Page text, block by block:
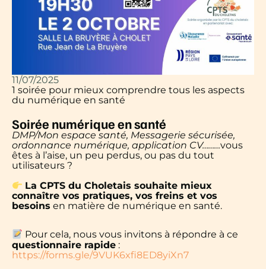
11/07/2025
1 soirée pour mieux comprendre tous les aspects
du numérique en santé
Soirée numérique en santé
DMP/Mon espace santé, Messagerie sécurisée,
ordonnance numérique, application CV………vous
êtes à l’aise, un peu perdus, ou pas du tout
utilisateurs ?
La CPTS du Choletais souhaite mieux
connaître vos pratiques, vos freins et vos
besoins en matière de numérique en santé.
Pour cela, nous vous invitons à répondre à ce
questionnaire rapide :
https://forms.gle/9VUK6xfi8ED8yiXn7